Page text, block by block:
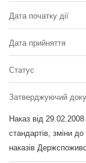
Дата початку дії
Дата прийняття
Статус
Затверджуючий
Наказ від
стандартів, зміни
наказів